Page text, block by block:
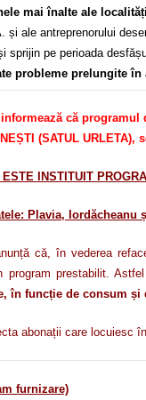
mai înalte ale
și ale antreprenorului
sprijin pe perioada
probleme prelungite în
informează că
(SATUL
INSTITUIT
: Plavia, Iordăcheanu
că, în vederea
program prestabilit.
în funcție de consum și
abonații care locuiesc în
furnizare)